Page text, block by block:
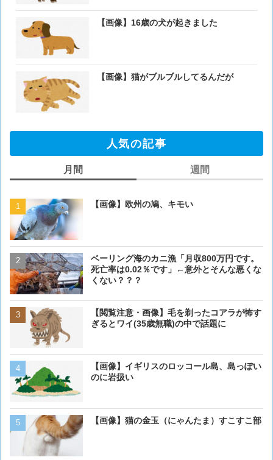
【画像】16歳の犬が起きました
【画像】猫がブルブルしてるんだが
人気の記事
月間
【画像】欧州の鳩、キモい
ベーリング海のカニ漁「月収800万円です。
死亡率は0.02％です」←意外とそんな悪くな
くない？？？
【閲覧注意・画像】毛を剃ったコアラが怖す
ぎるとワイ(35歳無職)の中で話題に
【画像】イギリスのロッコール島、島っぽい
のに岩扱い
【画像】猫の金玉（にゃんたま）すこすこ部
週間
【画像】欧州の鳩、キモい
【閲覧注意・画像】毛を剃
ぎるとワイ(35歳無職)の中
【動画】虎さん、飼い慣ら
を失う
【画像】 アメリカのケー
【画像】イギリスのロッコ